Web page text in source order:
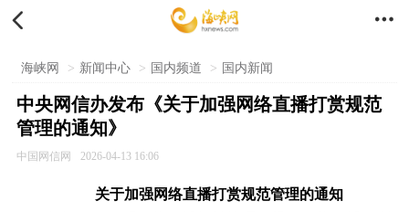
 
海峡网 > 新闻中心 > 国内频道 > 国内新闻
中央网信办发布《关于加强网络直播打赏规范
管理的通知》
中国网信网 2026-04-13 16:06
关于加强网络直播打赏规范管理的通知